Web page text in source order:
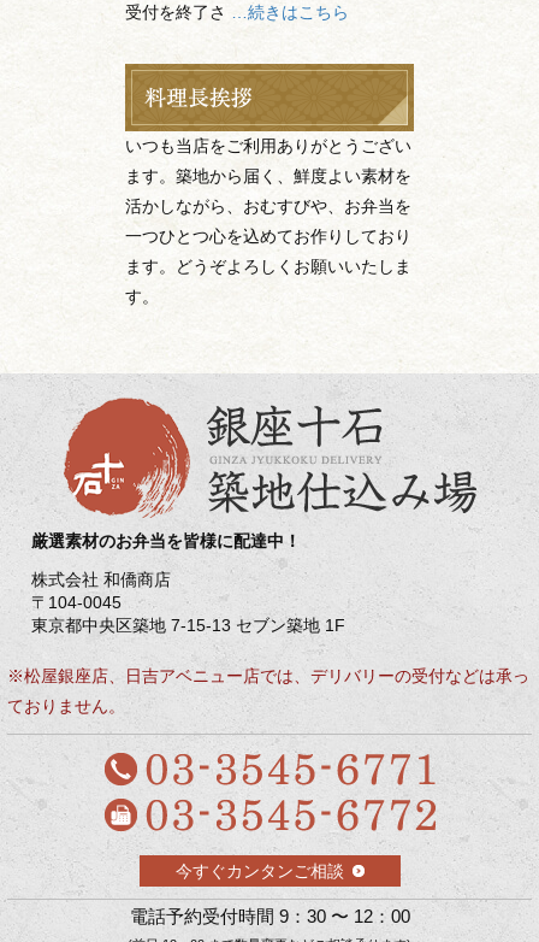
受付を終了さ
…続きはこちら
いつも当店をご利用ありがとうござい
ます。築地から届く、鮮度よい素材を
活かしながら、おむすびや、お弁当を
一つひとつ心を込めてお作りしており
ます。どうぞよろしくお願いいたしま
す。
厳選素材のお弁当を皆様に配達中！
株式会社 和僑商店
〒104-0045
東京都中央区築地 7-15-13 セブン築地 1F
※松屋銀座店、日吉アベニュー店では、デリバリーの受付などは承っ
ておりません。
今すぐカンタンご相談
電話予約受付時間 9：30 〜 12：00